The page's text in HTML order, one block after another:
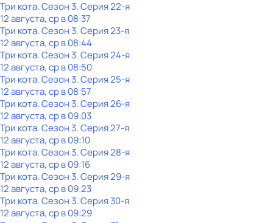
Три кота. Сезон 3. Серия 22-я
12 августа, ср в 08:37
Три кота. Сезон 3. Серия 23-я
12 августа, ср в 08:44
Три кота. Сезон 3. Серия 24-я
12 августа, ср в 08:50
Три кота. Сезон 3. Серия 25-я
12 августа, ср в 08:57
Три кота. Сезон 3. Серия 26-я
12 августа, ср в 09:03
Три кота. Сезон 3. Серия 27-я
12 августа, ср в 09:10
Три кота. Сезон 3. Серия 28-я
12 августа, ср в 09:16
Три кота. Сезон 3. Серия 29-я
12 августа, ср в 09:23
Три кота. Сезон 3. Серия 30-я
12 августа, ср в 09:29